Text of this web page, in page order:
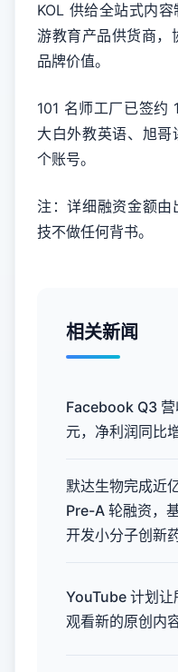
KOL 供给全站式内
游教育产品供货商，
品牌价值。
101 名师工厂已签约
大白外教英语、旭
个账号。
注：详细融资金额
技不做任何背书。
相关新闻
Facebook Q3 营
元，净利润同比
默达生物完成近
Pre-A 轮融资，
开发小分子创新
YouTube 计划让
观看新的原创内